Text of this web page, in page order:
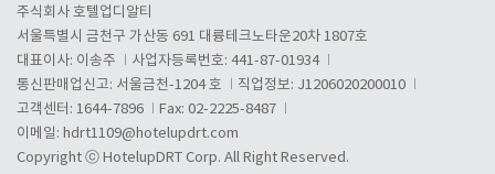
주식회사 호텔업디알티
서울특별시 금천구 가산동 691 대륭테크노타운20차 1807호
대표이사: 이송주
사업자등록번호: 441-87-01934
통신판매업신고: 서울금천-1204 호
직업정보: J1206020200010
고객센터: 1644-7896
Fax: 02-2225-8487
이메일: hdrt1109@hotelupdrt.com
Copyright ⓒ HotelupDRT Corp. All Right Reserved.